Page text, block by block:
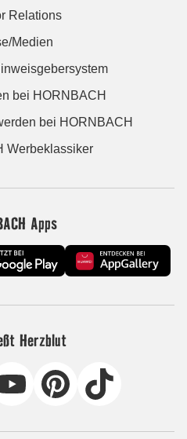
Relations
Medien
bei HORNBACH
bei HORNBACH
Werbeklassiker
Apps
Herzblut